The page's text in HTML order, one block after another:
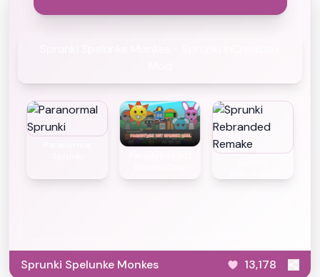
Sprunki Spelunke Monkes 13,178